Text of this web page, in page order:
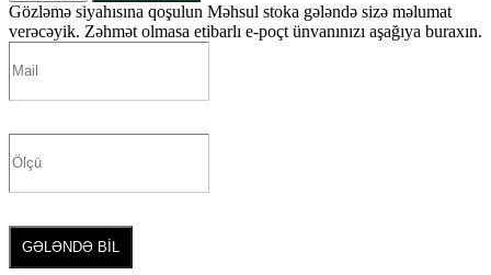
Gözləmə siyahısına qoşulun Məhsul stoka gələndə sizə məlumat
verəcəyik. Zəhmət olmasa etibarlı e-poçt ünvanınızı aşağıya buraxın.
GƏLƏNDƏ BİL